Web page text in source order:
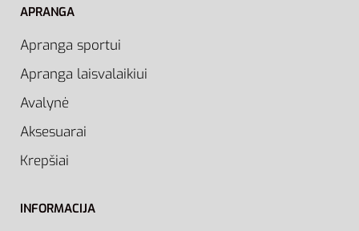
APRANGA
Apranga sportui
Apranga laisvalaikiui
Avalynė
Aksesuarai
Krepšiai
INFORMACIJA